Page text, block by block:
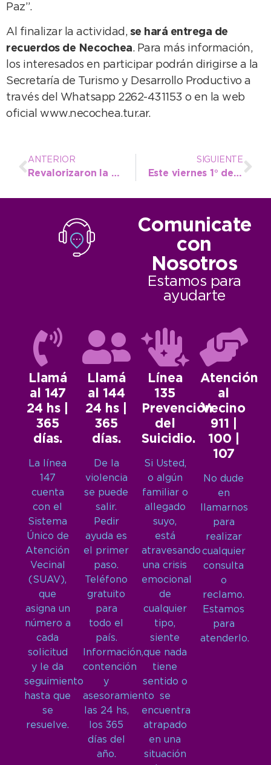
Paz”.
Al finalizar la actividad, se hará entrega de
recuerdos de Necochea. Para más información,
los interesados en participar podrán dirigirse a la
Secretaría de Turismo y Desarrollo Productivo a
través del Whatsapp 2262-431153 o en la web
oficial www.necochea.tur.ar.
ANTERIOR
Revalorizaron la sala de preparación para la maternidad y continúan las charlas cada miércoles
SIGUIENTE
Este viernes 1° de mayo no estará operativo el estacionamiento medido
Comunicate
con
Nosotros
Estamos para
ayudarte
Llamá
al 147
24 hs |
365
días.
La línea
147
cuenta
con el
Sistema
Único de
Atención
Vecinal
(SUAV),
que
asigna un
número a
cada
solicitud
y le da
seguimiento
hasta que
se
resuelve.
Llamá
al 144
24 hs |
365
días.
De la
violencia
se puede
salir.
Pedir
ayuda es
el primer
paso.
Teléfono
gratuito
para
todo el
país.
Información,
contención
y
asesoramiento
las 24 hs,
los 365
días del
año.
Línea
135
Prevención
del
Suicidio.
Si Usted,
o algún
familiar o
allegado
suyo,
está
atravesando
una crisis
emocional
de
cualquier
tipo,
siente
que nada
tiene
sentido o
se
encuentra
atrapado
en una
situación
Atención
al
Vecino
911 |
100 |
107
No dude
en
llamarnos
para
realizar
cualquier
consulta
o
reclamo.
Estamos
para
atenderlo.